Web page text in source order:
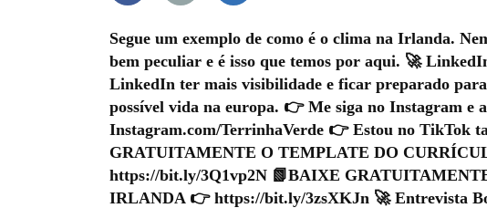
Segue um exemplo de como é o clima na Irlanda.
bem peculiar e é isso que temos por aqui. 🚀
LinkedIn ter mais visibilidade e ficar preparado
possível vida na europa. 👉 Me siga no Instagram e
Instagram.com/TerrinhaVerde 👉 Estou no TikTok
GRATUITAMENTE O TEMPLATE DO
https://bit.ly/3Q1vp2N 📗BAIXE
IRLANDA 👉 https://bit.ly/3zsXKJn 🚀 Entrevista